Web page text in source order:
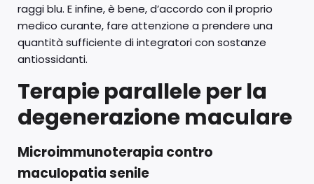
raggi blu. E infine, è bene, d’accordo con il proprio
medico curante, fare attenzione a prendere una
quantità sufficiente di integratori con sostanze
antiossidanti.
Terapie parallele per la
degenerazione maculare
Microimmunoterapia contro
maculopatia senile